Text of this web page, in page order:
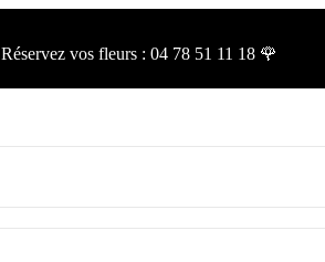
Réservez vos fleurs : 04 78 51 11 18 🌹